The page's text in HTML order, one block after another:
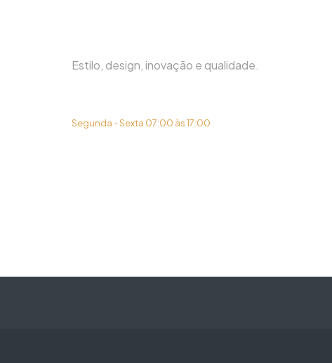
Estilo, design, inovação e qualidade.
Segunda - Sexta 07:00 às 17:00